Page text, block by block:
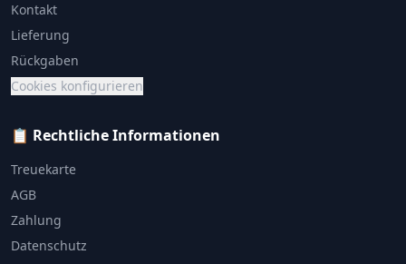
Kontakt
Lieferung
Rückgaben
Cookies konfigurieren
📋 Rechtliche Informationen
Treuekarte
AGB
Zahlung
Datenschutz